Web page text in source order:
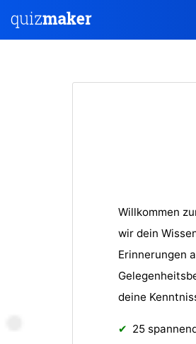
Willkommen
wir dein
Erinnerungen
deine
25